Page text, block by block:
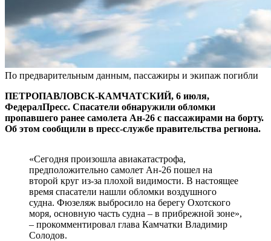
По предварительным данным, пассажиры и экипаж погибли
ПЕТРОПАВЛОВСК-КАМЧАТСКИЙ, 6 июля,
ФедералПресс. Спасатели обнаружили обломки
пропавшего ранее самолета Ан-26 с пассажирами на борту.
Об этом сообщили в пресс-службе правительства региона.
«Сегодня произошла авиакатастрофа,
предположительно самолет Ан-26 пошел на
второй круг из-за плохой видимости. В настоящее
время спасатели нашли обломки воздушного
судна. Фюзеляж выбросило на берегу Охотского
моря, основную часть судна – в прибрежной зоне»,
– прокомментировал глава Камчатки Владимир
Солодов.